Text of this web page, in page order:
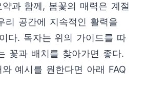
과 함께, 봄꽃의 매력은 계절
리 공간에 지속적인 활력을
다. 독자는 위의 가이드를 따
꽃과 배치를 찾아가면 좋다.
예시를 원한다면 아래 FAQ